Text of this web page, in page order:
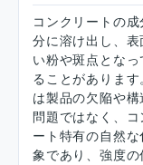
コンクリートの成
分に溶け出し、表
い粉や斑点となっ
ることがあります
は製品の欠陥や構
問題ではなく、コ
ート特有の自然な
象であり、強度の